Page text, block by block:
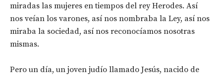
miradas las mujeres en tiempos del rey Herodes. Así
nos veían los varones, así nos nombraba la Ley, así nos
miraba la sociedad, así nos reconocíamos nosotras
mismas.
Pero un día, un joven judío llamado Jesús, nacido de